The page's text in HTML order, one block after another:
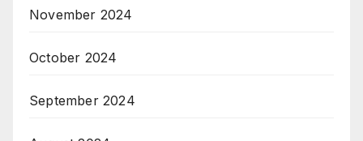
November 2024
October 2024
September 2024